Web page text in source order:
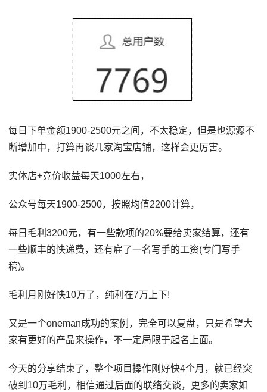
每日下单金额1900-2500元之间，不太稳定，但是也源源不
断增加中，打算再谈几家淘宝店铺，这样会更厉害。
实体店+竞价收益每天1000左右，
公众号每天1900-2500，按照均值2200计算，
每日毛利3200元，有一些款项的20%要给卖家结算，还有
一些顺丰的快递费，还有雇了一名写手的工资(专门写手
稿)。
毛利月刚好快10万了，纯利在7万上下!
又是一个oneman成功的案例，完全可以复盘，只是希望大
家有更好的产品来操作，不一定局限于起名上面。
今天的分享结束了，整个项目操作刚好快4个月，就已经突
破到10万毛利，相信通过后面的联络交谈，更多的卖家如